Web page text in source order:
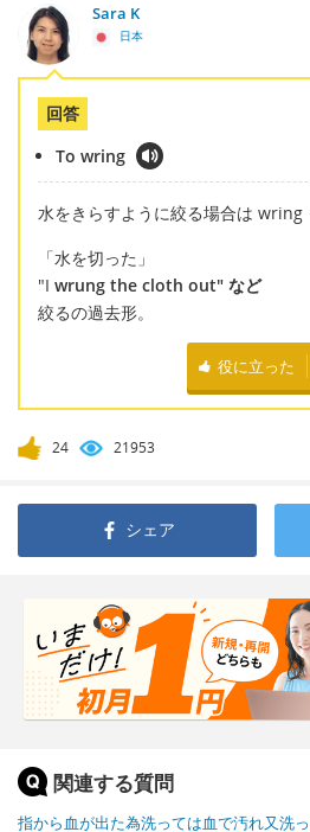
Sara K
日本
回答
To wring
水をきらすように絞る場合は wring
「水を切った」
"I wrung the cloth out" など
絞るの過去形。
役に立った
24 21953
シェア
関連する質問
指から血が出た為洗っては血で汚れ又洗